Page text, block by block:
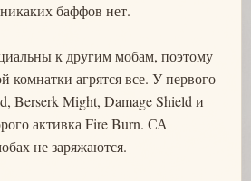
баффов нет.
к другим мобам, поэтому
комнатки агрятся все. У первого
Berserk Might, Damage Shield и
активка Fire Burn. СА
не заряжаются.